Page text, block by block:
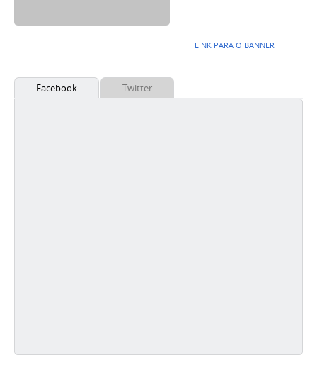
LINK PARA O BANNER
Facebook Twitter